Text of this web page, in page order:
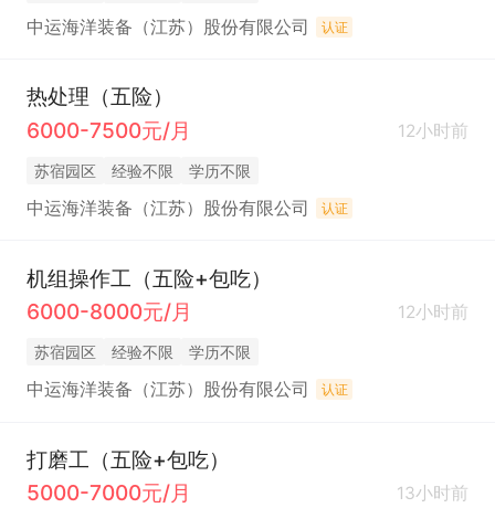
中运海洋装备（江苏）股份有限公司 认证
热处理（五险）
6000-7500元/月
12小时前
苏宿园区 经验不限 学历不限
中运海洋装备（江苏）股份有限公司 认证
机组操作工（五险+包吃）
6000-8000元/月
12小时前
苏宿园区 经验不限 学历不限
中运海洋装备（江苏）股份有限公司 认证
打磨工（五险+包吃）
5000-7000元/月
13小时前